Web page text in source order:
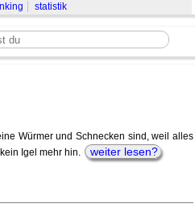
statistik
Würmer und Schnecken sind, weil alles
Igel mehr hin.
weiter lesen?